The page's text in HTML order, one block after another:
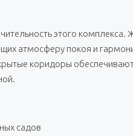
этого
атмосферу покоя и
коридоры
садов